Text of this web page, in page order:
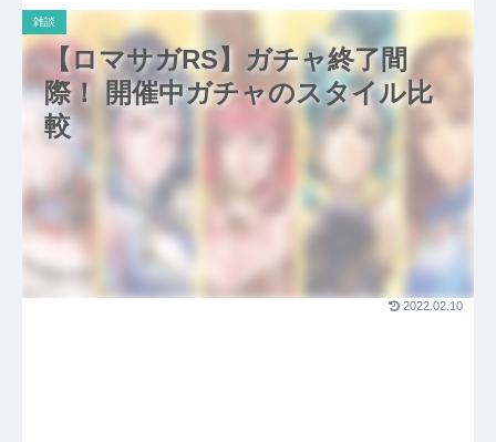
【ロマサガRS】ガチャ終了間
際！ 開催中ガチャのスタイル比
較
雑談
2022.02.10